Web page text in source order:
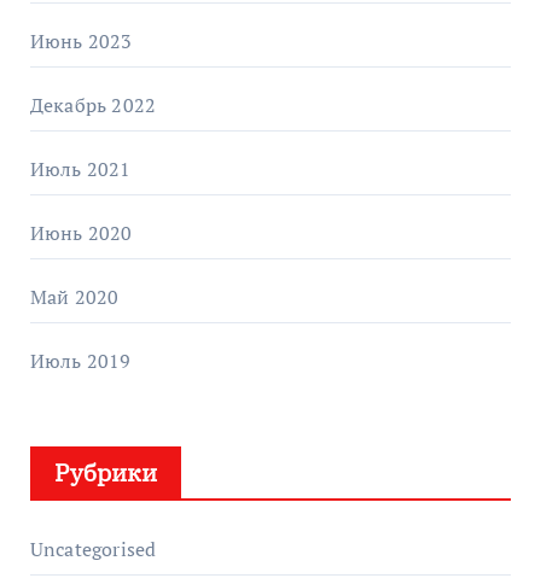
Июнь 2023
Декабрь 2022
Июль 2021
Июнь 2020
Май 2020
Июль 2019
Рубрики
Uncategorised